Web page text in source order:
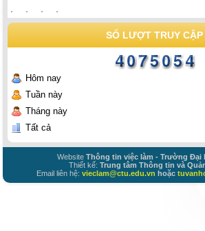
SỐ LƯỢT TRUY CẬP
Hôm nay
Tuần này
Tháng này
Tất cả
Website Thông tin việc làm - Trường Đại
Thiết kế: Trung tâm Thông tin và
Email liên hệ: vieclam@ctu.edu.vn hoặc